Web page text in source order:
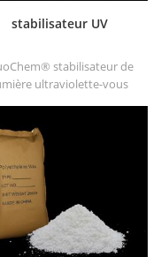
stabilisateur UV
stabilisateur de
ultraviolette-vous
poudre, granules et
granule de corse.